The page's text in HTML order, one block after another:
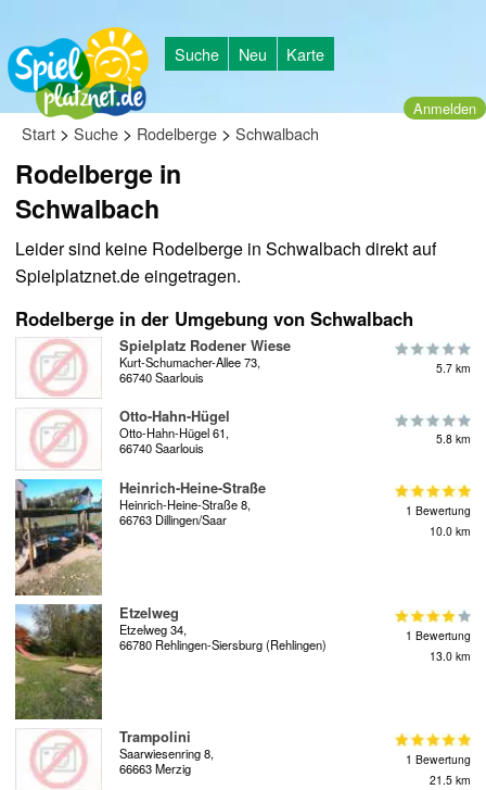
Suche Neu Karte
Anmelden
Start > Suche > Rodelberge > Schwalbach
Rodelberge in
Schwalbach
Leider sind keine Rodelberge in Schwalbach direkt auf
Spielplatznet.de eingetragen.
Rodelberge in der Umgebung von Schwalbach
Spielplatz Rodener Wiese
Kurt-Schumacher-Allee 73,
66740 Saarlouis
5.7 km
Otto-Hahn-Hügel
Otto-Hahn-Hügel 61,
66740 Saarlouis
5.8 km
Heinrich-Heine-Straße
Heinrich-Heine-Straße 8,
66763 Dillingen/Saar
1 Bewertung
10.0 km
Etzelweg
Etzelweg 34,
66780 Rehlingen-Siersburg (Rehlingen)
1 Bewertung
13.0 km
Trampolini
Saarwiesenring 8,
66663 Merzig
1 Bewertung
21.5 km